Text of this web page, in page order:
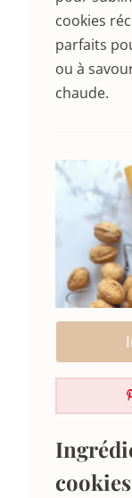
cookies
parfaits
ou à
chaude.
cookies